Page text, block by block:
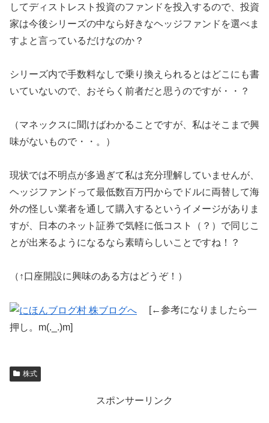
してディストレスト投資のファンドを投入するので、投資
家は今後シリーズの中なら好きなヘッジファンドを選べま
すよと言っているだけなのか？
シリーズ内で手数料なしで乗り換えられるとはどこにも書
いていないので、おそらく前者だと思うのですが・・？
（マネックスに聞けばわかることですが、私はそこまで興
味がないもので・・。）
現状では不明点が多過ぎて私は充分理解していませんが、
ヘッジファンドって最低数百万円からでドルに両替して海
外の怪しい業者を通して購入するというイメージがありま
すが、日本のネット証券で気軽に低コスト（？）で同じこ
とが出来るようになるなら素晴らしいことですね！？
（↑口座開設に興味のある方はどうぞ！）
[←参考になりましたら一
押し。m(._.)m]
株式
スポンサーリンク